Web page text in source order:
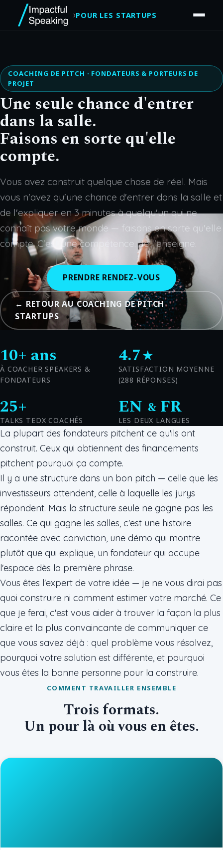
›POUR LES STARTUPS
COACHING DE PITCH · FONDATEURS & PORTEURS DE
PROJET
Une seule chance d'entrer
dans la salle.
Faisons en sorte qu'elle
compte.
Vous avez construit quelque chose de réel. Mais
vous n'avez qu'une chance d'entrer dans la salle et
de l'expliquer en 3 minutes à quelqu'un qui ne
connaît pas votre monde — faisons en sorte qu'elle
compte. C'est une compétence. Je l'enseigne.
PRENDRE RENDEZ-VOUS
← RETOUR AU COACHING DE PITCH
STARTUPS
10+ ans
À COACHER SPEAKERS &
FONDATEURS
4.7★
SATISFACTION MOYENNE
(288 RÉPONSES)
25+
TALKS TEDX COACHÉS
EN & FR
LES DEUX LANGUES
La plupart des fondateurs pitchent ce qu'ils ont
construit. Ceux qui obtiennent des financements
pitchent pourquoi ça compte.
Il y a une structure dans un bon pitch — celle que les
investisseurs attendent, celle à laquelle les jurys
répondent. Mais la structure seule ne gagne pas les
salles. Ce qui gagne les salles, c'est une histoire
racontée avec conviction, une démo qui montre
plutôt que qui explique, un fondateur qui occupe
l'espace dès la première phrase.
Vous êtes l'expert de votre idée — je ne vous dirai pas
quoi construire ni comment estimer votre marché. Ce
que je ferai, c'est vous aider à trouver la façon la plus
claire et la plus convaincante de communiquer ce
que vous savez déjà : quel problème vous résolvez,
pourquoi votre solution est différente, et pourquoi
vous êtes la bonne personne pour la construire.
COMMENT TRAVAILLER ENSEMBLE
Trois formats.
Un pour là où vous en êtes.